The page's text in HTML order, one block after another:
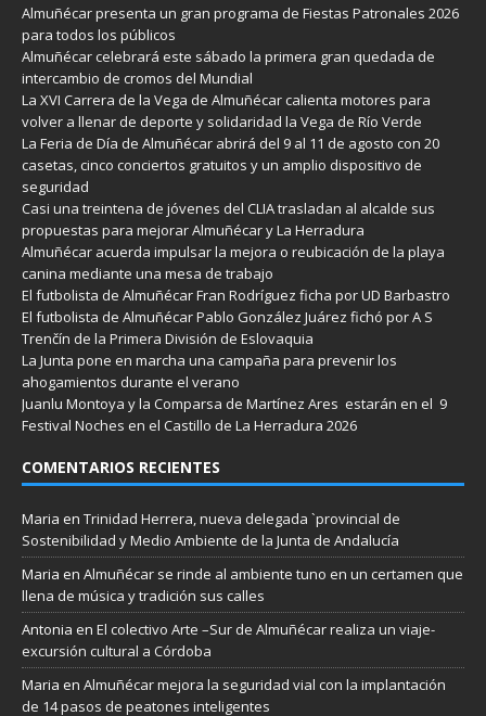
Almuñécar presenta un gran programa de Fiestas Patronales 2026
para todos los públicos
Almuñécar celebrará este sábado la primera gran quedada de
intercambio de cromos del Mundial
La XVI Carrera de la Vega de Almuñécar calienta motores para
volver a llenar de deporte y solidaridad la Vega de Río Verde
La Feria de Día de Almuñécar abrirá del 9 al 11 de agosto con 20
casetas, cinco conciertos gratuitos y un amplio dispositivo de
seguridad
Casi una treintena de jóvenes del CLIA trasladan al alcalde sus
propuestas para mejorar Almuñécar y La Herradura
Almuñécar acuerda impulsar la mejora o reubicación de la playa
canina mediante una mesa de trabajo
El futbolista de Almuñécar Fran Rodríguez ficha por UD Barbastro
El futbolista de Almuñécar Pablo González Juárez fichó por A S
Trenčín de la Primera División de Eslovaquia
La Junta pone en marcha una campaña para prevenir los
ahogamientos durante el verano
Juanlu Montoya y la Comparsa de Martínez Ares estarán en el 9
Festival Noches en el Castillo de La Herradura 2026
COMENTARIOS RECIENTES
Maria en Trinidad Herrera, nueva delegada `provincial de
Sostenibilidad y Medio Ambiente de la Junta de Andalucía
Maria en Almuñécar se rinde al ambiente tuno en un certamen que
llena de música y tradición sus calles
Antonia en El colectivo Arte –Sur de Almuñécar realiza un viaje-
excursión cultural a Córdoba
Maria en Almuñécar mejora la seguridad vial con la implantación
de 14 pasos de peatones inteligentes